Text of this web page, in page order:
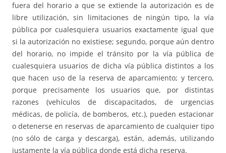
fuera del horario a que se extiende la autorización es de
libre utilización, sin limitaciones de ningún tipo, la vía
pública por cualesquiera usuarios exactamente igual que
si la autorización no existiese; segundo, porque aún dentro
del horario, no impide el tránsito por la vía pública de
cualesquiera usuarios de dicha vía pública distintos a los
que hacen uso de la reserva de aparcamiento; y tercero,
porque precisamente los usuarios que, por distintas
razones (vehículos de discapacitados, de urgencias
médicas, de policía, de bomberos, etc.), pueden estacionar
o detenerse en reservas de aparcamiento de cualquier tipo
(no sólo de carga y descarga), están, además, utilizando
justamente la vía pública donde está dicha reserva.